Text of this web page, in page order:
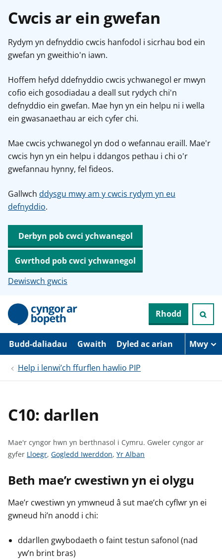
Cwcis ar ein gwefan
Rydym yn defnyddio cwcis hanfodol i sicrhau bod ein
gwefan yn gweithio'n iawn.
Hoffem hefyd ddefnyddio cwcis ychwanegol er mwyn
cofio eich gosodiadau a deall sut rydych chi'n
defnyddio ein gwefan. Mae hyn yn ein helpu ni i wella
ein gwasanaethau ar eich cyfer chi.
Mae cwcis ychwanegol yn dod o wefannau eraill. Mae'r
cwcis hyn yn ein helpu i ddangos pethau i chi o'r
gwefannau hynny, fel fideos.
Gallwch ddysgu mwy am y cwcis rydym yn eu
defnyddio.
Derbyn pob cwci ychwanegol
Gwrthod pob cwci ychwanegol
Dewiswch gwcis
N
d
r
w
Rhodd
Budd-daliadau Gwaith Dyled ac arian Mwy
Help i lenwi’ch ffurflen hawlio PIP
C10: darllen
Mae'r cyngor hwn yn berthnasol i Cymru. Gweler cyngor ar
gyfer G
e
e
r
y
n
Lloegr, G
e
e
r
y
n
Gogledd Iwerddon, G
e
e
y
Yr Alban
Beth mae’r cwestiwn yn ei olygu
Mae’r cwestiwn yn ymwneud â sut mae’ch cyflwr yn ei
gwneud hi’n anodd i chi:
ddarllen gwybodaeth o faint testun safonol (nad
yw’n brint bras)